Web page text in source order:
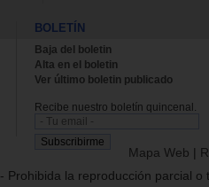
BOLETÍN
Baja del boletin
Alta en el boletin
Ver último boletin publicado
Recibe nuestro boletín quincenal.
Mapa Web |
- Prohibida la reproducción parcial o